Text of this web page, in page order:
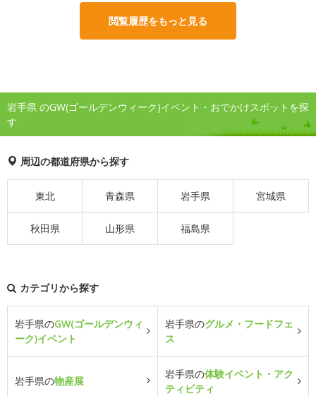
閲覧履歴をもっと見る
岩手県 のGW(ゴールデンウィーク)イベント・おでかけスポットを探
す
周辺の都道府県から探す
東北 青森県 岩手県 宮城県
秋田県 山形県 福島県
カテゴリから探す
岩手県のGW(ゴールデンウィ
ーク)イベント
岩手県のグルメ・フードフェ
ス
岩手県の物産展
岩手県の体験イベント・アク
ティビティ